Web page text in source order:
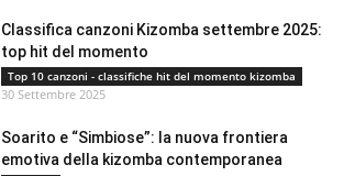
Classifica canzoni Kizomba settembre 2025:
top hit del momento
Top 10 canzoni - classifiche hit del momento kizomba
30 Settembre 2025
Soarito e “Simbiose”: la nuova frontiera
emotiva della kizomba contemporanea